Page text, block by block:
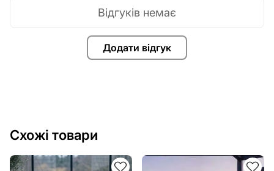
Додати відгук
Відгуків немає
Схожі товари